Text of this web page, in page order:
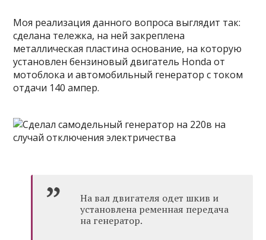
Моя реализация данного вопроса выглядит так:
сделана тележка, на ней закреплена
металлическая пластина основание, на которую
установлен бензиновый двигатель Honda от
мотоблока и автомобильный генератор с током
отдачи 140 ампер.
На вал двигателя одет шкив и
установлена ременная передача
на генератор.